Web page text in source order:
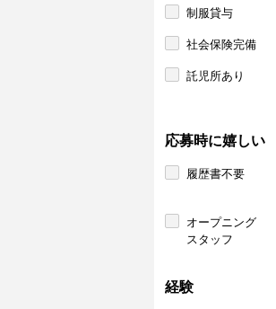
制服貸与
社会保険完備
託児所あり
応募時に嬉しい
履歴書不要
オープニング
スタッフ
経験